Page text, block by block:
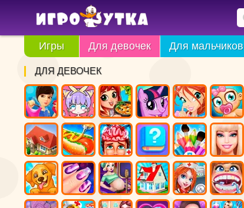
Игры Для девочек Для мальчиков
ДЛЯ ДЕВОЧЕК